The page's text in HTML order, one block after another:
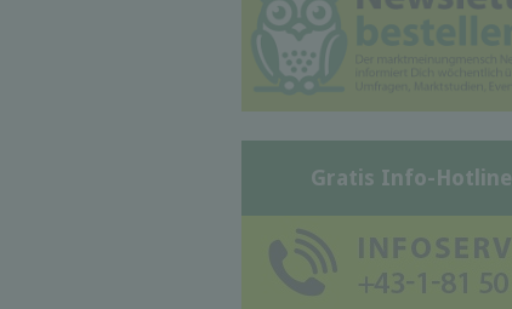
Gratis Info-Hotline